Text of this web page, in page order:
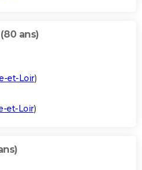
(80 ans)
et-Loir)
et-Loir)